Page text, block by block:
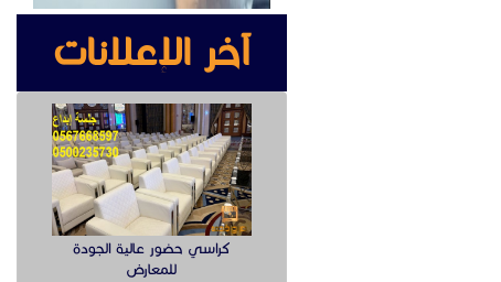
آخر الإعلانات
كراسي حضور عالية الجودة
للمعارض